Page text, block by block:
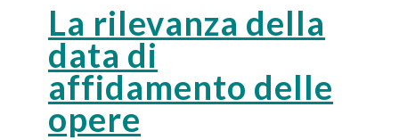
La rilevanza della
data di
affidamento delle
opere